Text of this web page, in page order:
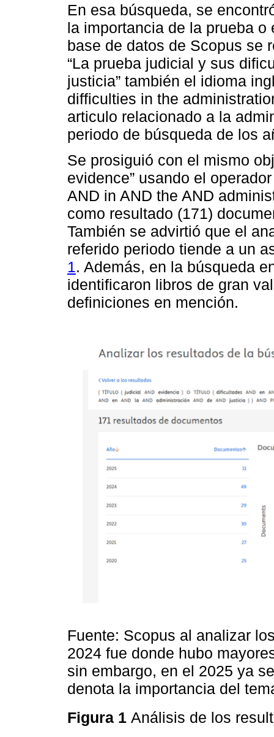
En esa búsqueda, se
la importancia de la prueba
base de datos de Scopus se
“La prueba judicial y sus
justicia” también el idioma
difficulties in the
articulo relacionado a la
periodo de búsqueda de los
Se prosiguió con el mismo
evidence” usando el
AND in AND the AND
como resultado (171)
También se advirtió que el
referido periodo tiende a un
1. Además, en la búsqueda
identificaron libros de gran
definiciones en mención.
Fuente: Scopus al analizar
2024 fue donde hubo
sin embargo, en el 2025 ya
denota la importancia del
Figura 1 Análisis de los